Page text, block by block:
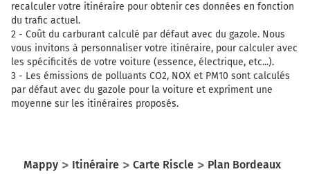
recalculer votre itinéraire pour obtenir ces données en fonction
du trafic actuel.
2 - Coût du carburant calculé par défaut avec du gazole. Nous
vous invitons à personnaliser votre itinéraire, pour calculer avec
les spécificités de votre voiture (essence, électrique, etc...).
3 - Les émissions de polluants CO2, NOX et PM10 sont calculés
par défaut avec du gazole pour la voiture et expriment une
moyenne sur les itinéraires proposés.
Mappy Itinéraire Carte Riscle
Plan Bordeaux